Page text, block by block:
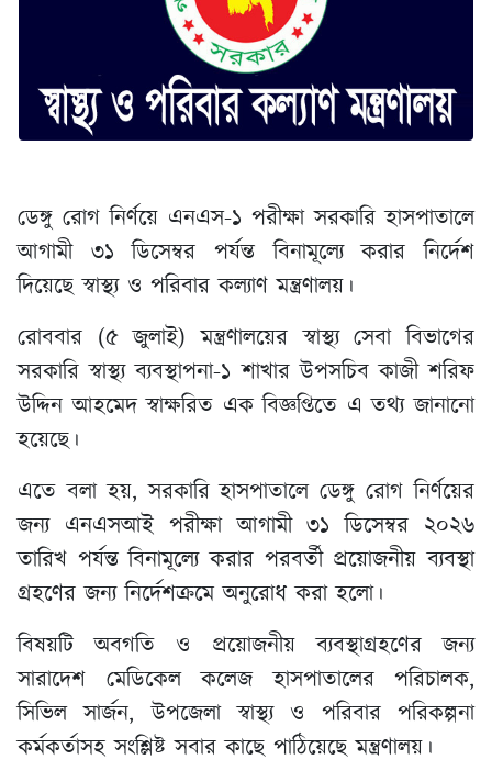
ডেঙ্গু রোগ নির্ণয়ে এনএস-১ পরীক্ষা সরকারি হাসপাতালে
আগামী ৩১ ডিসেম্বর পর্যন্ত বিনামূল্যে করার নির্দেশ
দিয়েছে স্বাস্থ্য ও পরিবার কল্যাণ মন্ত্রণালয়।
রোববার (৫ জুলাই) মন্ত্রণালয়ের স্বাস্থ্য সেবা বিভাগের
সরকারি স্বাস্থ্য ব্যবস্থাপনা-১ শাখার উপসচিব কাজী শরিফ
উদ্দিন আহমেদ স্বাক্ষরিত এক বিজ্ঞপ্তিতে এ তথ্য জানানো
হয়েছে।
এতে বলা হয়, সরকারি হাসপাতালে ডেঙ্গু রোগ নির্ণয়ের
জন্য এনএসআই পরীক্ষা আগামী ৩১ ডিসেম্বর ২০২৬
তারিখ পর্যন্ত বিনামূল্যে করার পরবর্তী প্রয়োজনীয় ব্যবস্থা
গ্রহণের জন্য নির্দেশক্রমে অনুরোধ করা হলো।
বিষয়টি অবগতি ও প্রয়োজনীয় ব্যবস্থাগ্রহণের জন্য
সারাদেশ মেডিকেল কলেজ হাসপাতালের পরিচালক,
সিভিল সার্জন, উপজেলা স্বাস্থ্য ও পরিবার পরিকল্পনা
কর্মকর্তাসহ সংশ্লিষ্ট সবার কাছে পাঠিয়েছে মন্ত্রণালয়।